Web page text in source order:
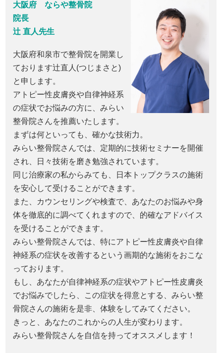
大阪府 ならや整骨院
院長
辻 直人先生
大阪府和泉市で整骨院を開業し
ております辻直人(つじまさと)
と申します。
アトピー性皮膚炎や自律神経系
の症状でお悩みの方に、みらい
整骨院さんを推薦いたします。
まずは何といっても、確かな技術力。
みらい整骨院さんでは、定期的に技術セミナーを開催
され、日々技術を磨き勉強されています。
同じ治療家の私からみても、日本トップクラスの施術
を安心して受けることができます。
また、カウンセリングや検査で、あなたのお悩みや身
体を徹底的に調べてくれますので、的確なアドバイス
を受けることができます。
みらい整骨院さんでは、特にアトピー性皮膚炎や自律
神経系の症状を改善するという画期的な施術をおこな
っております。
もし、あなたが自律神経系の症状やアトピー性皮膚炎
でお悩みでしたら、この症状を得意とする、みらい整
骨院さんの施術を是非、体験をしてみてください。
きっと、あなたのこれからの人生が変わります。
みらい整骨院さんを自信を持ってオススメします！